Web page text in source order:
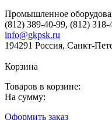
Промышленное
(812) 389-40-99, (812)
info@gkpsk.ru
194291 Россия, Санкт-
Корзина
Товаров в корзине:
На сумму:
Оформить заказ